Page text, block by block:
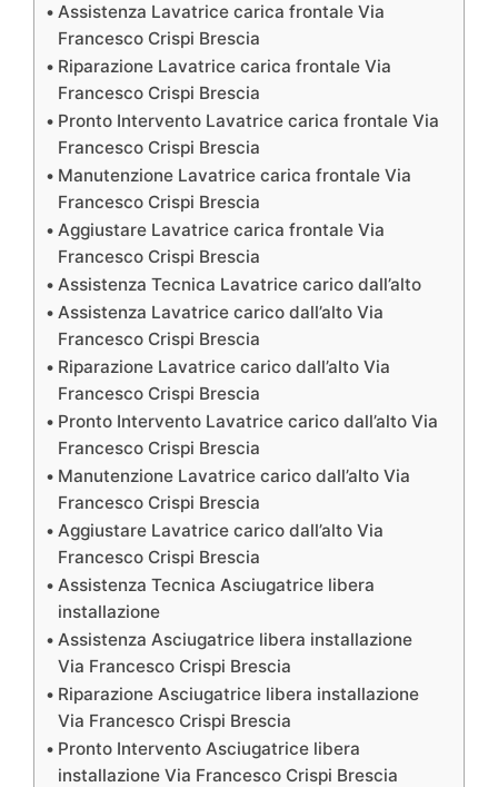
Assistenza Lavatrice carica frontale Via
Francesco Crispi Brescia
Riparazione Lavatrice carica frontale Via
Francesco Crispi Brescia
Pronto Intervento Lavatrice carica frontale Via
Francesco Crispi Brescia
Manutenzione Lavatrice carica frontale Via
Francesco Crispi Brescia
Aggiustare Lavatrice carica frontale Via
Francesco Crispi Brescia
Assistenza Tecnica Lavatrice carico dall’alto
Assistenza Lavatrice carico dall’alto Via
Francesco Crispi Brescia
Riparazione Lavatrice carico dall’alto Via
Francesco Crispi Brescia
Pronto Intervento Lavatrice carico dall’alto Via
Francesco Crispi Brescia
Manutenzione Lavatrice carico dall’alto Via
Francesco Crispi Brescia
Aggiustare Lavatrice carico dall’alto Via
Francesco Crispi Brescia
Assistenza Tecnica Asciugatrice libera
installazione
Assistenza Asciugatrice libera installazione
Via Francesco Crispi Brescia
Riparazione Asciugatrice libera installazione
Via Francesco Crispi Brescia
Pronto Intervento Asciugatrice libera
installazione Via Francesco Crispi Brescia